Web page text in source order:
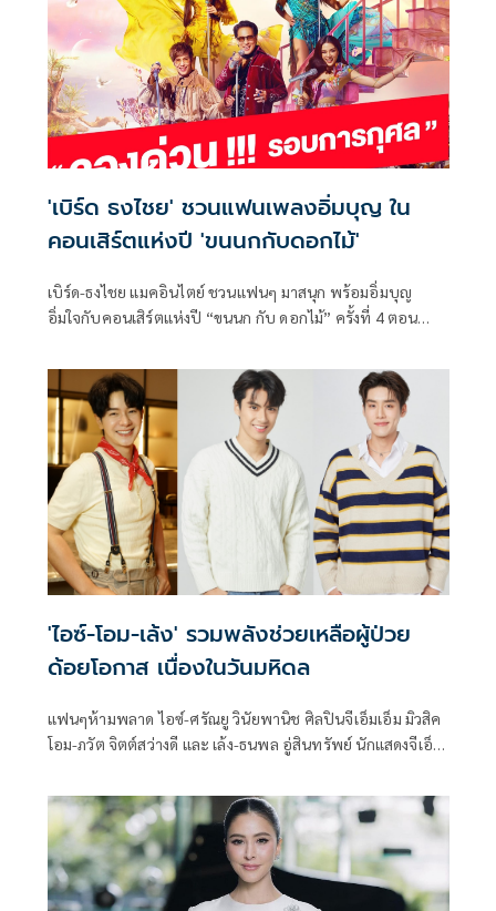
ตลอดจนปลูกฝังความรักและความภาคภูมิใจในสถาบัน กิจกรรม
ในครั้งนี้ยังมีเป้าหมายสำคัญในการสนับสนุนโครงการเพื่อสังคม
(CSR) ของนักศึกษา ปศส.23 อีกด้วย การแข่งขันกอล์ฟการ
กุศล“PEM 23 CHARITY GOLF” ยังได้รับเกียรติอย่างสูงในการชิง
ถ้วยรางวัลเกียรติยศจาก นายวันมูหะมัดนอร์ มะทา ประธานสภา
ผู้แทนราษฎร และประธานสถาบันพระปกเกล้า รวมถึง นาย
พิชัย ชุณหวชิร รองนายกรัฐมนตรีและรัฐมนตรีว่าการกระทรวง
การคลัง ซึ่งนับเป็นเกียรติอย่างยิ่งสำหรับผู้เข้าร่วมการแข่งขัน
ทุกท่าน
'เบิร์ด ธงไชย' ชวนแฟนเพลงอิ่มบุญ ใน
คอนเสิร์ตแห่งปี 'ขนนกกับดอกไม้'
เบิร์ด-ธงไชย แมคอินไตย์ ชวนแฟนๆ มาสนุก พร้อมอิ่มบุญ
อิ่มใจกับคอนเสิร์ตแห่งปี “ขนนก กับ ดอกไม้” ครั้งที่ 4 ตอน
'ไอซ์-โอม-เล้ง' รวมพลังช่วยเหลือผู้ป่วย
ด้อยโอกาส เนื่องในวันมหิดล
แฟนๆห้ามพลาด ไอซ์-ศรัณยู วินัยพานิช ศิลปินจีเอ็มเอ็ม มิวสิค
โอม-ภวัต จิตต์สว่างดี และ เล้ง-ธนพล อู่สินทรัพย์ นักแสดงจีเอ็ม
มหิดล” ศิลปินรวมใจช่วยเหลือผู้ป่วยด้อยโอกาส รพ.ศิริราช